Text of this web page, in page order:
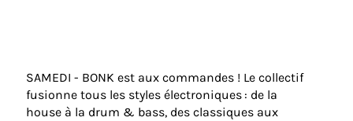
SAMEDI - BONK est aux commandes ! Le collectif
fusionne tous les styles électroniques : de la
house à la drum & bass, des classiques aux